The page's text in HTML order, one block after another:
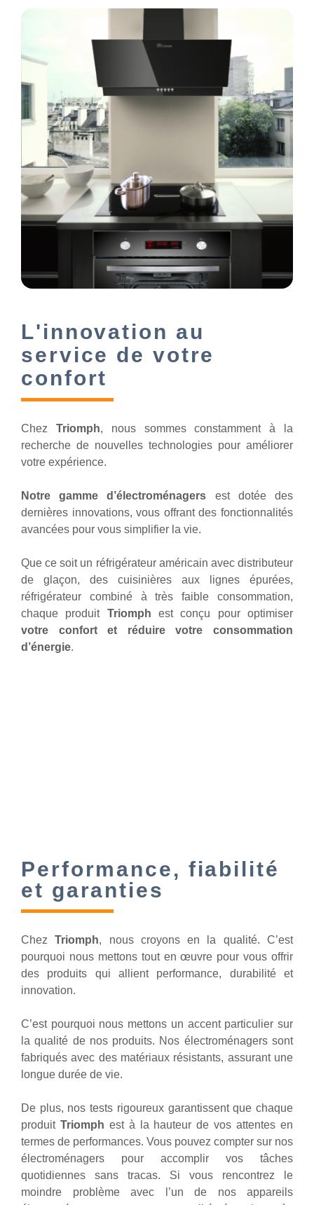
L'innovation au
service de votre
confort
Chez Triomph, nous sommes constamment à la
recherche de nouvelles technologies pour améliorer
votre expérience.
Notre gamme d’électroménagers est dotée des
dernières innovations, vous offrant des fonctionnalités
avancées pour vous simplifier la vie.
Que ce soit un réfrigérateur américain avec distributeur
de glaçon, des cuisinières aux lignes épurées,
réfrigérateur combiné à très faible consommation,
chaque produitTriomph est conçu pour optimiser
votre confort et réduire votre consommation
d’énergie.
Performance, fiabilité
et garanties
ChezTriomph, nous croyons en la qualité. C’est
pourquoi nous mettons tout en œuvre pour vous offrir
des produits qui allient performance, durabilité et
innovation.
C’est pourquoi nous mettons un accent particulier sur
la qualité de nos produits. Nos électroménagers sont
fabriqués avec des matériaux résistants, assurant une
longue durée de vie.
De plus, nos tests rigoureux garantissent que chaque
produit Triomph est à la hauteur de vos attentes en
termes de performances. Vous pouvez compter sur nos
électroménagers pour accomplir vos tâches
quotidiennes sans tracas. Si vous rencontrez le
moindre problème avec l’un de nos appareils